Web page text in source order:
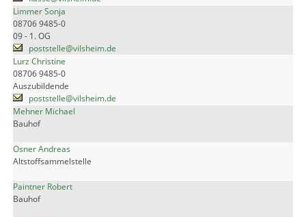
Limmer Sonja
08706 9485-0
09 - 1. OG
poststelle@vilsheim.de
Lurz Christine
08706 9485-0
Auszubildende
poststelle@vilsheim.de
Mehner Michael
Bauhof
Osner Andreas
Altstoffsammelstelle
Paintner Robert
Bauhof